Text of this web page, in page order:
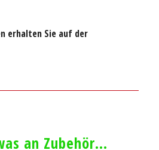
erhalten Sie auf der
an Zubehör…